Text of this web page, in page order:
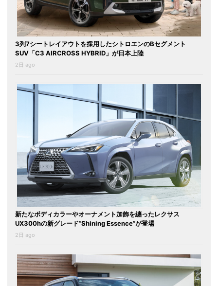
3列7シートレイアウトを採用したシトロエンのBセグメント
SUV「C3 AIRCROSS HYBRID」が日本上陸
2日 ago
新たなボディカラーやオーナメント加飾を纏ったレクサス
UX300hの新グレード“Shining Essence”が登場
2日 ago